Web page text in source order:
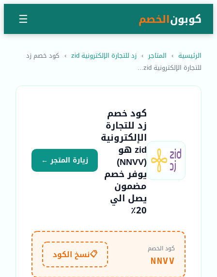
كوبونالخصم ☰
الرئيسية › المتاجر › زد للتجارة الإلكترونية zid › كود خصم زد
للتجارة الإلكترونية zid...
كود خصم
زد للتجارة
الإلكترونية
zid هو
(NNVV)
يوفر خصم
مضمون
يصل الي
20٪
زيارة المتجر ←
كود الخصم
NNVV
📋نسخ الكود